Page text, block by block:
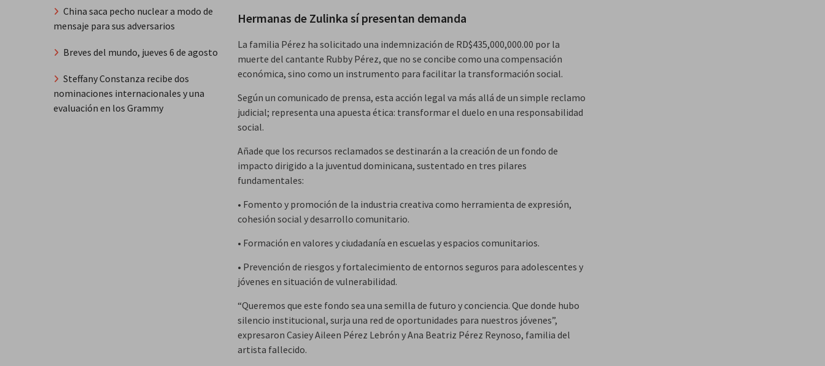
Hermanas de Zulinka sí presentan demanda
La familia Pérez ha solicitado una indemnización de RD$435,000,000.00 por la
muerte del cantante Rubby Pérez, que no se concibe como una compensación
económica, sino como un instrumento para facilitar la transformación social.
Según un comunicado de prensa, esta acción legal va más allá de un simple reclamo
judicial; representa una apuesta ética: transformar el duelo en una responsabilidad
social.
Añade que los recursos reclamados se destinarán a la creación de un fondo de
impacto dirigido a la juventud dominicana, sustentado en tres pilares
fundamentales:
• Fomento y promoción de la industria creativa como herramienta de expresión,
cohesión social y desarrollo comunitario.
• Formación en valores y ciudadanía en escuelas y espacios comunitarios.
• Prevención de riesgos y fortalecimiento de entornos seguros para adolescentes y
jóvenes en situación de vulnerabilidad.
“Queremos que este fondo sea una semilla de futuro y conciencia. Que donde hubo
silencio institucional, surja una red de oportunidades para nuestros jóvenes”,
expresaron Casiey Aileen Pérez Lebrón y Ana Beatriz Pérez Reynoso, familia del
artista fallecido.
China saca pecho nuclear a modo de
mensaje para sus adversarios
Breves del mundo, jueves 6 de agosto
Steffany Constanza recibe dos
nominaciones internacionales y una
evaluación en los Grammy